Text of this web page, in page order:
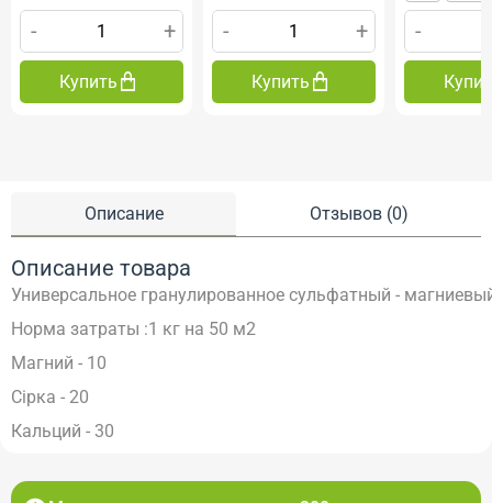
Описание Отзывов (0)
Описание товара
Универсальное гранулированное сульфатный -
Норма затраты :1 кг на 50 м2
Магний - 10
Сірка - 20
Кальций - 30
- +
Купить
- +
Купить
-